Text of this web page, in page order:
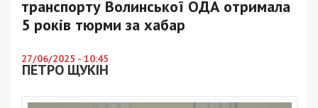
транспорту Волинської ОДА отримала
5 років тюрми за хабар
27/06/2025 - 10:45
ПЕТРО ЩУКІН